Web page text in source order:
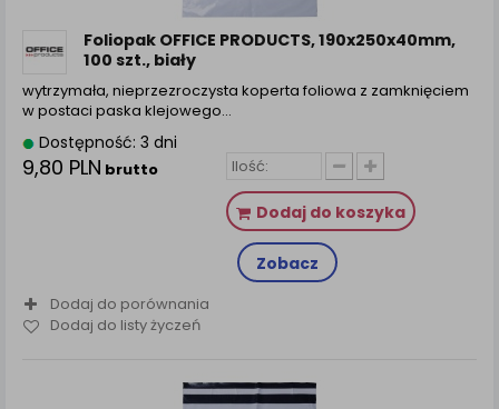
Foliopak OFFICE PRODUCTS, 190x250x40mm,
100 szt., biały
wytrzymała, nieprzezroczysta koperta foliowa z zamknięciem
w postaci paska klejowego…
Dostępność: 3 dni
9,80 PLN brutto
Dodaj do koszyka
Zobacz
Dodaj do porównania
Dodaj do listy życzeń
zamówienia na Państwa email lub wyświetlenie
Państwu prawidłowych informacji o promocjach czy
cenach indywidualnych, ważna jest Państwa
wcześniejsza zgoda której udzieliliście podczas
zakładania konta.
dowolnym momencie wycofać.
Klauzula Informacyjna (rozwiń)
Lista Zaufanych Partnerów (rozwiń)